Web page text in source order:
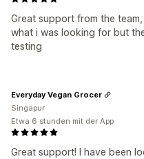
Great support from the
what i was looking for but
testing
Great support! I have been
Everyday Vegan Grocer
Singapur
Etwa 6 stunden mit der App